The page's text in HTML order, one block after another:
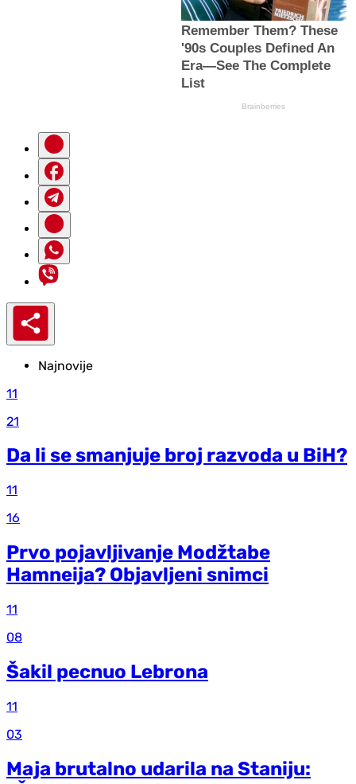
Najnovije
11
21
Da li se smanjuje broj razvoda u BiH?
11
16
Prvo pojavljivanje Modžtabe
Hamneija? Objavljeni snimci
11
08
Šakil pecnuo Lebrona
11
03
Maja brutalno udarila na Staniju: